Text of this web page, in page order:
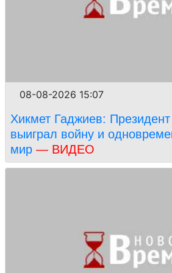
08-08-2026 15:07
Хикмет Гаджиев:
выиграл войну и
мир — ВИДЕО